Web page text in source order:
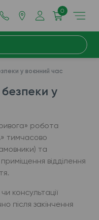
0
у воєнний час
безпеки у
робота
тимчасово
та
відділення
консультації
після закінчення